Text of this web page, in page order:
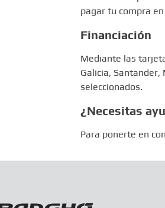
pagar tu compra
Financiación
Mediante las
Galicia, Santander,
seleccionados.
¿Necesitas
Para ponerte en